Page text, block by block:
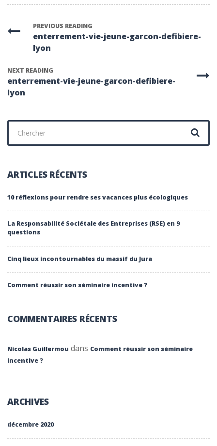
PREVIOUS READING
enterrement-vie-jeune-garcon-defibiere-
lyon
NEXT READING
enterrement-vie-jeune-garcon-defibiere-
lyon
Chercher
ARTICLES RÉCENTS
10 réflexions pour rendre ses vacances plus écologiques
La Responsabilité Sociétale des Entreprises (RSE) en 9
questions
Cinq lieux incontournables du massif du Jura
Comment réussir son séminaire incentive ?
COMMENTAIRES RÉCENTS
Nicolas Guillermou dans Comment réussir son séminaire
incentive ?
ARCHIVES
décembre 2020